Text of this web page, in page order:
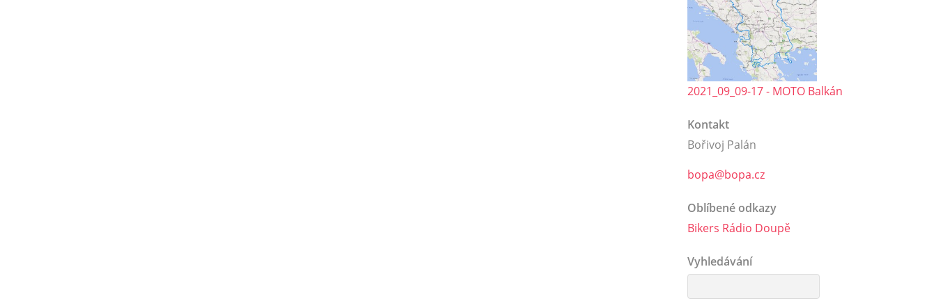
2021_09_09-17 - MOTO Balkán
Kontakt
Bořivoj Palán
bopa@bopa.cz
Oblíbené odkazy
Bikers Rádio Doupě
Vyhledávání